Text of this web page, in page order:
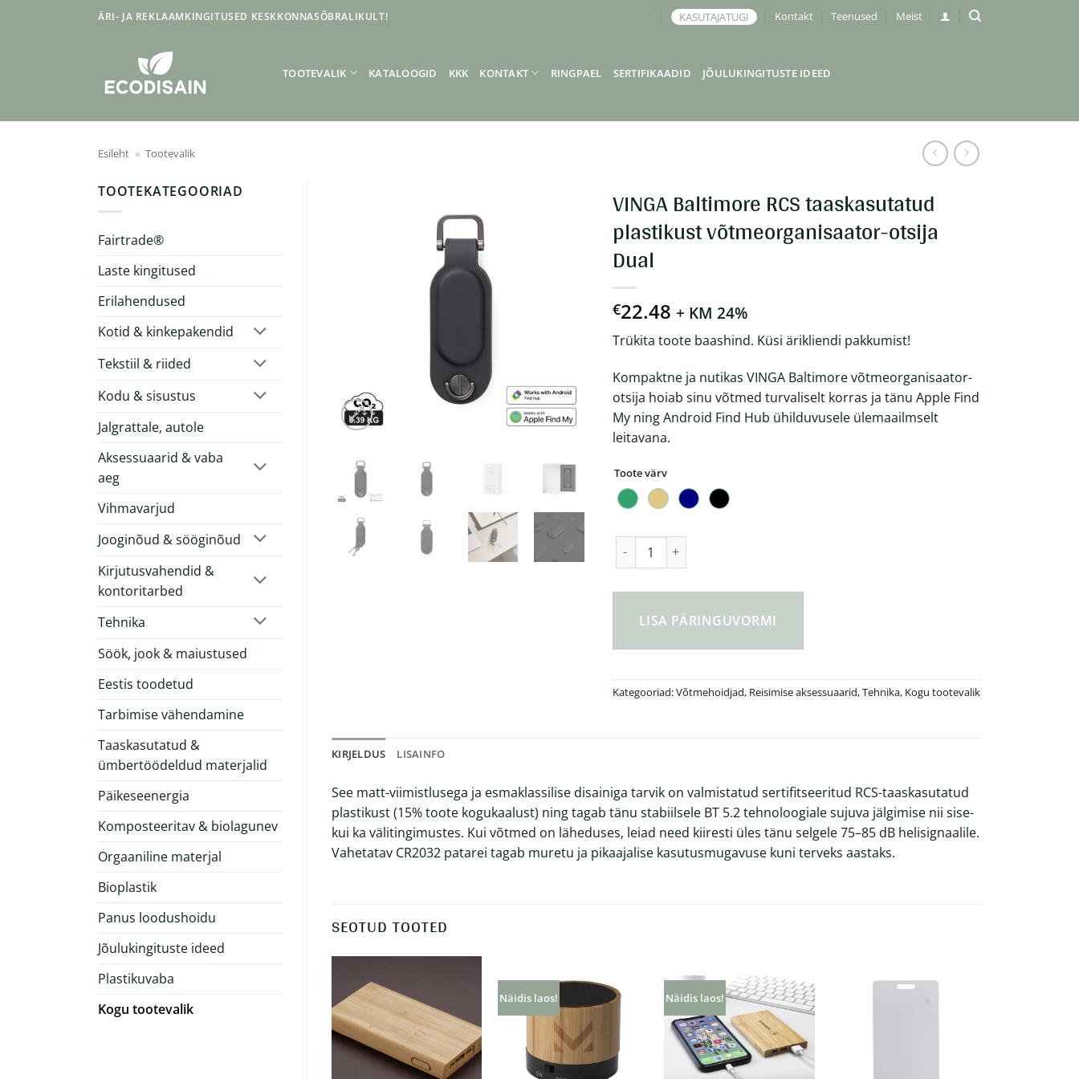
ÄRI- JA REKLAAMKINGITUSED KESKKONNASÕBRALIKULT! KASUTAJATUGI Kontakt Teenused Meist
TOOTEVALIK KATALOOGID KKK KONTAKT RINGPAEL SERTIFIKAADID JÕULUKINGITUSTE IDEED
Esileht » Tootevalik
TOOTEKATEGOORIAD
Fairtrade®
Laste kingitused
Erilahendused
Kotid & kinkepakendid
Tekstiil & riided
Kodu & sisustus
Jalgrattale, autole
Aksessuaarid & vaba
aeg
Vihmavarjud
Jooginõud & sööginõud
Kirjutusvahendid &
kontoritarbed
Tehnika
Söök, jook & maiustused
Eestis toodetud
Tarbimise vähendamine
Taaskasutatud &
ümbertöödeldud materjalid
Päikeseenergia
Komposteeritav & biolagunev
Orgaaniline materjal
Bioplastik
Panus loodushoidu
Jõulukingituste ideed
Plastikuvaba
Kogu tootevalik
VINGA Baltimore RCS taaskasutatud
plastikust võtmeorganisaator-otsija
Dual
€22.48 + KM 24%
Trükita toote baashind. Küsi ärikliendi pakkumist!
Kompaktne ja nutikas VINGA Baltimore võtmeorganisaator-
otsija hoiab sinu võtmed turvaliselt korras ja tänu Apple Find
My ning Android Find Hub ühilduvusele ülemaailmselt
leitavana.
Toote värv
LISA PÄRINGUVORMI
Kategooriad:Võtmehoidjad, Reisimise aksessuaarid,Tehnika, Kogu tootevalik
KIRJELDUS LISAINFO
See matt-viimistlusega ja esmaklassilise disainiga tarvik on valmistatud sertifitseeritud RCS-taaskasutatud
plastikust (15% toote kogukaalust) ning tagab tänu stabiilsele BT 5.2 tehnoloogiale sujuva jälgimise nii sise-
kui ka välitingimustes. Kui võtmed on läheduses, leiad need kiiresti üles tänu selgele 75–85 dB helisignaalile.
Vahetatav CR2032 patarei tagab muretu ja pikaajalise kasutusmugavuse kuni terveks aastaks.
SEOTUD TOOTED
Näidis laos! Näidis laos!